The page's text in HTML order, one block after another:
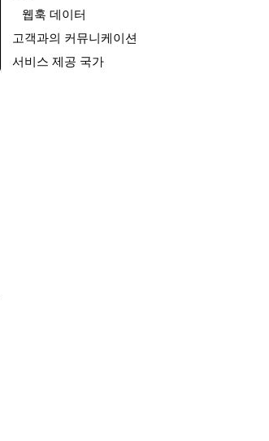
웹훅 데이터
고객과의 커뮤니케이션
서비스 제공 국가